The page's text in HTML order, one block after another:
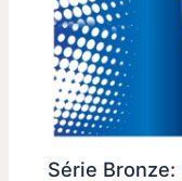
Série Bronze: